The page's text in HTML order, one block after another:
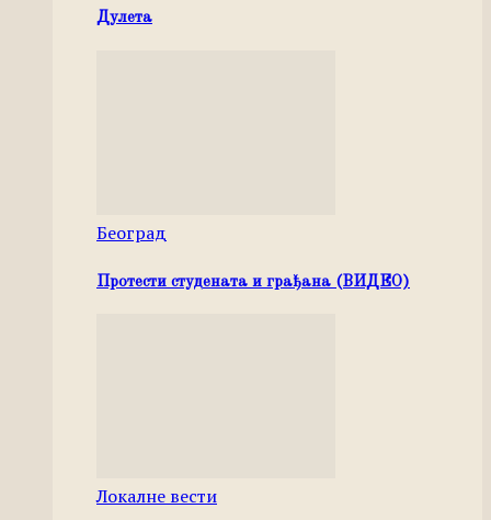
Дулета
Београд
Протести студената и грађана (ВИДЕО)
Локалне вести